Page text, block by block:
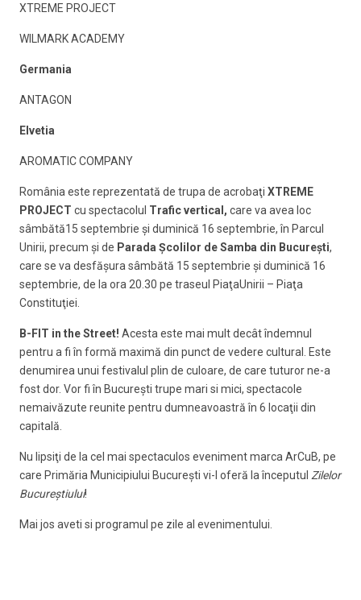
XTREME PROJECT
WILMARK ACADEMY
Germania
ANTAGON
Elvetia
AROMATIC COMPANY
România este reprezentată de trupa de acrobaţi XTREME
PROJECT cu spectacolul Trafic vertical, care va avea loc
sâmbătă15 septembrie şi duminică 16 septembrie, în Parcul
Unirii, precum şi de Parada Şcolilor de Samba din Bucureşti,
care se va desfăşura sâmbătă 15 septembrie şi duminică 16
septembrie, de la ora 20.30 pe traseul PiaţaUnirii – Piaţa
Constituţiei.
B-FIT in the Street! Acesta este mai mult decât îndemnul
pentru a fi în formă maximă din punct de vedere cultural. Este
denumirea unui festivalul plin de culoare, de care tuturor ne-a
fost dor. Vor fi în Bucureşti trupe mari si mici, spectacole
nemaivăzute reunite pentru dumneavoastră în 6 locaţii din
capitală.
Nu lipsiţi de la cel mai spectaculos eveniment marca ArCuB, pe
care Primăria Municipiului Bucureşti vi-l oferă la începutul Zilelor
Bucureştiului!
Mai jos aveti si programul pe zile al evenimentului.